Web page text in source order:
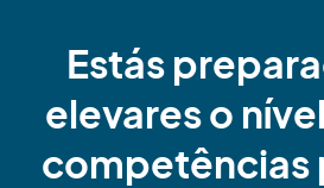
Estás
elevares o
competências